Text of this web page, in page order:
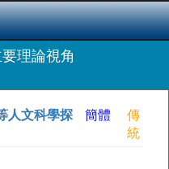
理論視角
人文科學探
簡體
傳
統